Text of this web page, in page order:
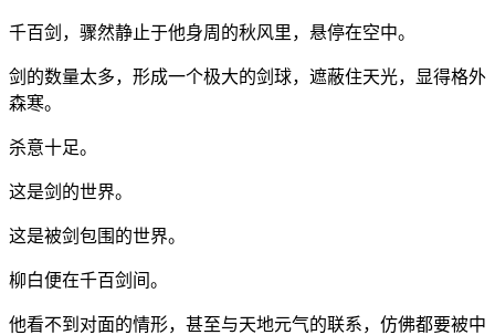
千百剑，骤然静止于他身周的秋风里，悬停在空中。
剑的数量太多，形成一个极大的剑球，遮蔽住天光，显得格外
森寒。
杀意十足。
这是剑的世界。
这是被剑包围的世界。
柳白便在千百剑间。
他看不到对面的情形，甚至与天地元气的联系，仿佛都要被中